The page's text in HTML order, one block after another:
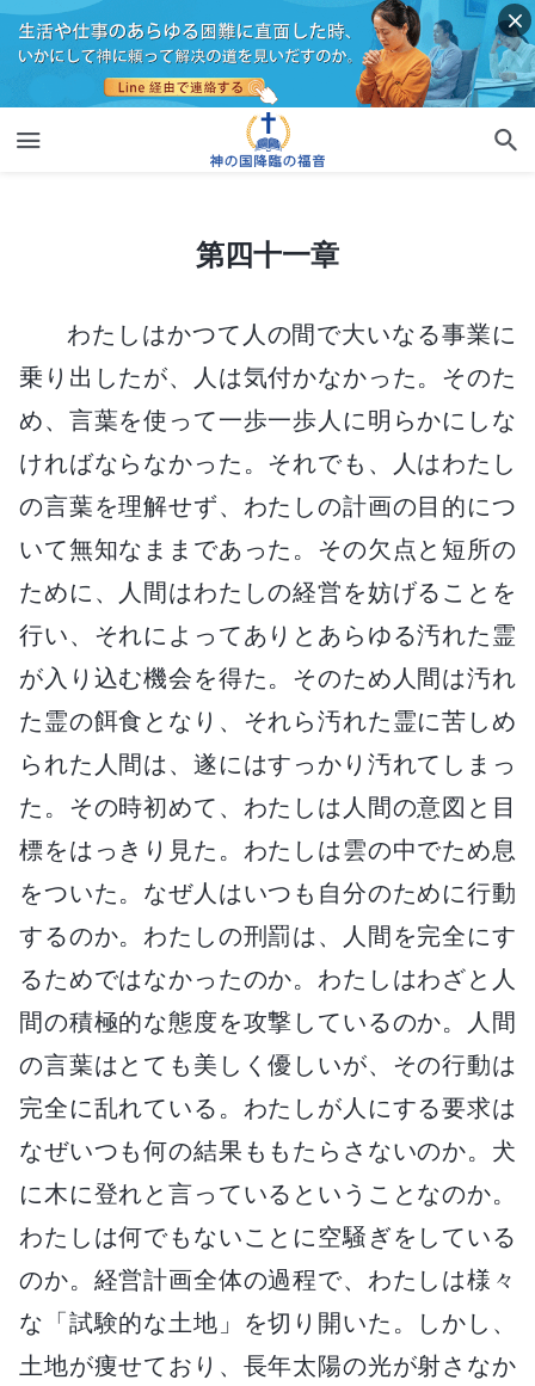
第四十一章
わたしはかつて人の間で大いなる事業に
乗り出したが、人は気付かなかった。そのた
め、言葉を使って一歩一歩人に明らかにしな
ければならなかった。それでも、人はわたし
の言葉を理解せず、わたしの計画の目的につ
いて無知なままであった。その欠点と短所の
ために、人間はわたしの経営を妨げることを
行い、それによってありとあらゆる汚れた霊
が入り込む機会を得た。そのため人間は汚れ
た霊の餌食となり、それら汚れた霊に苦しめ
られた人間は、遂にはすっかり汚れてしまっ
た。その時初めて、わたしは人間の意図と目
標をはっきり見た。わたしは雲の中でため息
をついた。なぜ人はいつも自分のために行動
するのか。わたしの刑罰は、人間を完全にす
るためではなかったのか。わたしはわざと人
間の積極的な態度を攻撃しているのか。人間
の言葉はとても美しく優しいが、その行動は
完全に乱れている。わたしが人にする要求は
なぜいつも何の結果ももたらさないのか。犬
に木に登れと言っているということなのか。
わたしは何でもないことに空騒ぎをしている
のか。経営計画全体の過程で、わたしは様々
な「試験的な土地」を切り開いた。しかし、
土地が痩せており、長年太陽の光が射さなか